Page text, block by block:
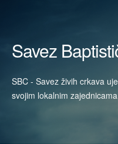
Savez
SBC - Savez živih crkava
svojim lokalnim zajednicama